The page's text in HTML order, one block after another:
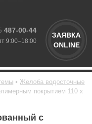
487-00-44
9:00–18:00
ЗАЯВКА
ONLINE
Желоба водосточные
покрытием 110 х
с